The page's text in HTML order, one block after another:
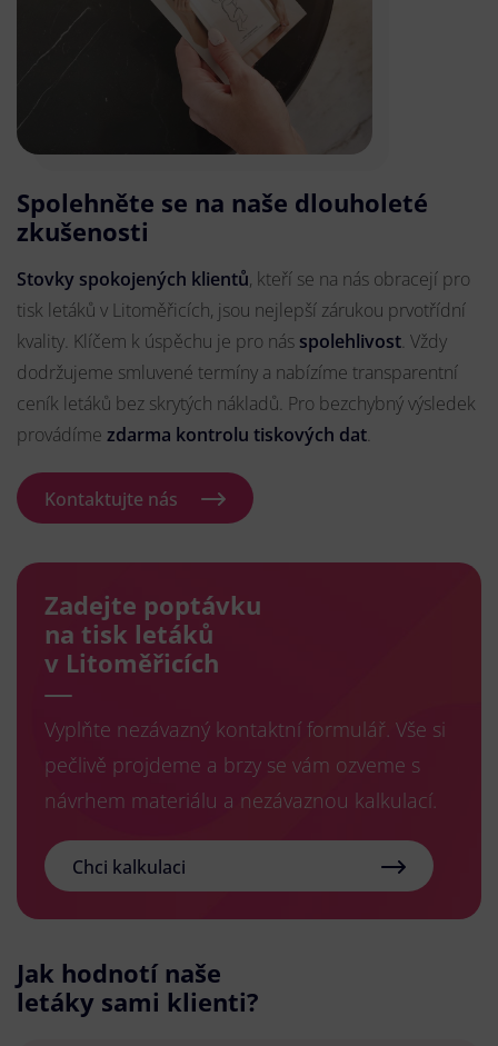
Spolehněte se na naše dlouholeté
zkušenosti
Stovky spokojených klientů, kteří se na nás obracejí pro
tisk letáků v Litoměřicích, jsou nejlepší zárukou prvotřídní
kvality. Klíčem k úspěchu je pro nás spolehlivost. Vždy
dodržujeme smluvené termíny a nabízíme transparentní
ceník letáků bez skrytých nákladů. Pro bezchybný výsledek
provádíme zdarma kontrolu tiskových dat.
Kontaktujte nás
Zadejte poptávku
na tisk letáků
v Litoměřicích
Vyplňte nezávazný kontaktní formulář. Vše si
pečlivě projdeme a brzy se vám ozveme s
návrhem materiálu a nezávaznou kalkulací.
Chci kalkulaci
Jak hodnotí naše
letáky sami klienti?